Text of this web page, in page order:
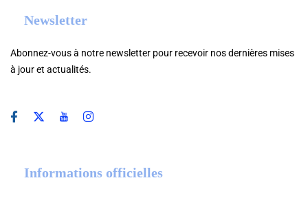
Newsletter
Abonnez-vous à notre newsletter pour recevoir nos dernières mises
à jour et actualités.
Informations officielles